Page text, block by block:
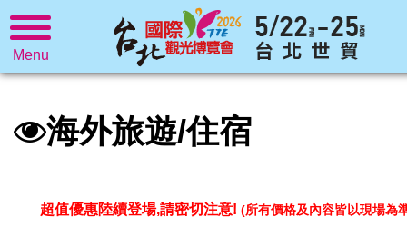
Menu
海外旅遊/住宿
超值優惠陸續登場,請密切注意! (所有價格及內容皆以現場為